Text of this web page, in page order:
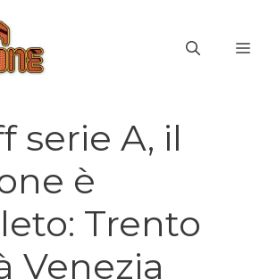
serie A, il
è
Trento
Venezia